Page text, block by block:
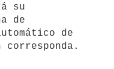
su
de
de